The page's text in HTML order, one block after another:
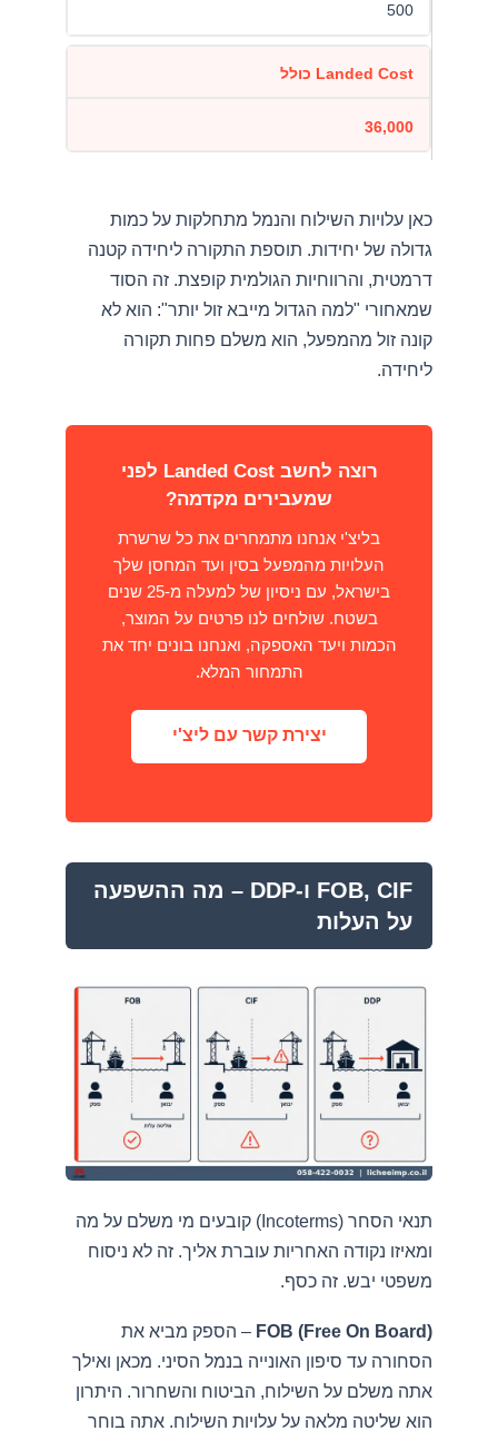
500
Landed Cost כולל
36,000
כאן עלויות השילוח והנמל מתחלקות על כמות
גדולה של יחידות. תוספת התקורה ליחידה קטנה
דרמטית, והרווחיות הגולמית קופצת. זה הסוד
שמאחורי "למה הגדול מייבא זול יותר": הוא לא
קונה זול מהמפעל, הוא משלם פחות תקורה
ליחידה.
רוצה לחשב Landed Cost לפני
שמעבירים מקדמה?
בליצ'י אנחנו מתמחרים את כל שרשרת
העלויות מהמפעל בסין ועד המחסן שלך
בישראל, עם ניסיון של למעלה מ-25 שנים
בשטח. שולחים לנו פרטים על המוצר,
הכמות ויעד האספקה, ואנחנו בונים יחד את
התמחור המלא.
יצירת קשר עם ליצ'י
FOB, CIF ו-DDP – מה ההשפעה
על העלות
תנאי הסחר (Incoterms) קובעים מי משלם על מה
ומאיזו נקודה האחריות עוברת אליך. זה לא ניסוח
משפטי יבש. זה כסף.
FOB (Free On Board) – הספק מביא את
הסחורה עד סיפון האונייה בנמל הסיני. מכאן ואילך
אתה משלם על השילוח, הביטוח והשחרור. היתרון
הוא שליטה מלאה על עלויות השילוח. אתה בוחר